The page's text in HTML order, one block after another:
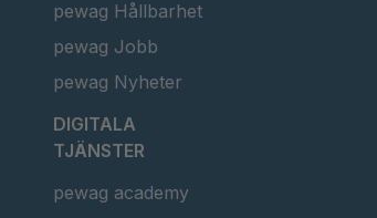
pewag Hållbarhet
pewag Jobb
pewag Nyheter
DIGITALA
TJÄNSTER
pewag academy